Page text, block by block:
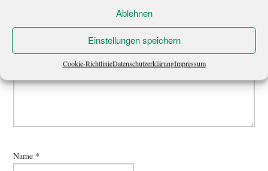
Ablehnen
Einstellungen speichern
Cookie-RichtlinieDatenschutzerklärungImpressum
Name *